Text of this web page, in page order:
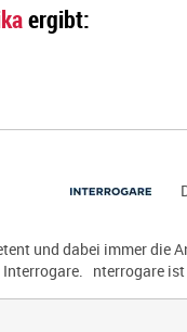
ergibt:
und dabei immer die
nterrogare